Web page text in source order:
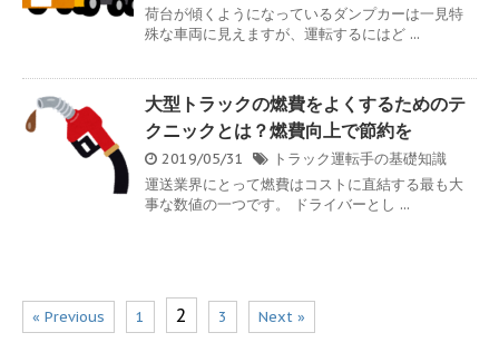
荷台が傾くようになっているダンプカーは一見特
殊な車両に見えますが、運転するにはど ...
大型トラックの燃費をよくするためのテ
クニックとは？燃費向上で節約を
2019/05/31
トラック運転手の基礎知識
運送業界にとって燃費はコストに直結する最も大
事な数値の一つです。 ドライバーとし ...
« Previous 1 2 3 Next »